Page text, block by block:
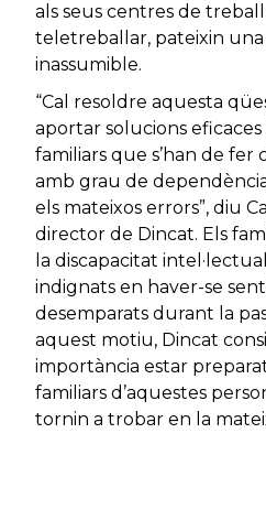
als seus centres de
teletreballar, pateixin
inassumible.
“Cal resoldre aquesta
aportar solucions
familiars que s’han de fer
amb grau de
els mateixos errors”, diu
director de Dincat. Els
la discapacitat
indignats en haver-se
desemparats durant la
aquest motiu, Dincat
importància estar
familiars d’aquestes
tornin a trobar en la